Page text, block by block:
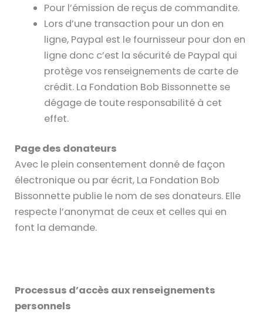
Pour l’émission de reçus de commandite.
Lors d’une transaction pour un don en
ligne, Paypal est le fournisseur pour don en
ligne donc c’est la sécurité de Paypal qui
protège vos renseignements de carte de
crédit. La Fondation Bob Bissonnette se
dégage de toute responsabilité à cet
effet.
Page des donateurs
Avec le plein consentement donné de façon
électronique ou par écrit, La Fondation Bob
Bissonnette publie le nom de ses donateurs. Elle
respecte l’anonymat de ceux et celles qui en
font la demande.
Processus d’accès aux renseignements
personnels